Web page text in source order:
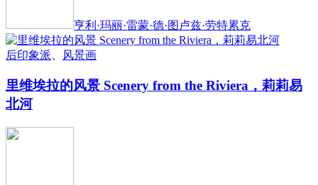
亨利·玛丽·雷蒙·德·图卢兹·劳特累克
后印象派 风景画
里维埃拉的风景 Scenery from the Riviera，莉莉易
北河